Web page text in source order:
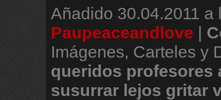
Añadido 30.04.2011 a
Paupeaceandlove |
Imágenes, Carteles y
queridos profesores
susurrar lejos gritar